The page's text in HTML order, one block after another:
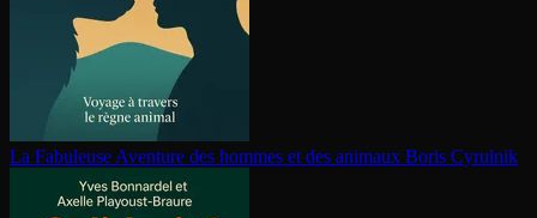
La Fabuleuse Aventure des hommes et des animaux Boris Cyrulnik